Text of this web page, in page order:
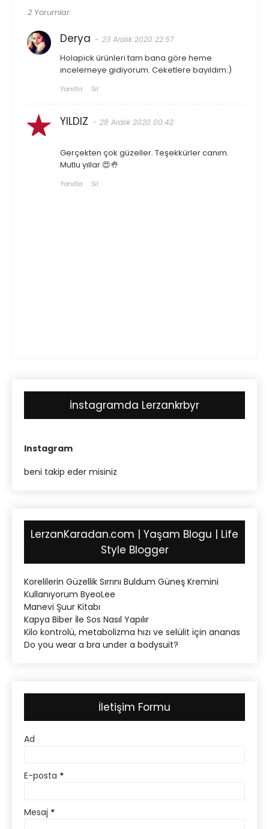
2 Yorumlar
Derya 23 Aralık 2020 22:57
Holapick ürünleri tam bana göre heme
incelemeye gidiyorum. Ceketlere bayıldım:)
Yanıtla Sil
YILDIZ 28 Aralık 2020 00:42
Gerçekten çok güzeller. Teşekkürler canım.
Mutlu yıllar 😍🤚
Yanıtla Sil
İnstagramda Lerzankrbyr
Instagram
beni takip eder misiniz
LerzanKaradan.com | Yaşam Blogu | Life
Style Blogger
Korelilerin Güzellik Sırrını Buldum Güneş Kremini
Kullanıyorum ByeoLee
Manevi Şuur Kitabı
Kapya Biber İle Sos Nasıl Yapılır
Kilo kontrolü, metabolizma hızı ve selülit için ananas
Do you wear a bra under a bodysuit?
İletişim Formu
Ad
E-posta *
Mesaj *